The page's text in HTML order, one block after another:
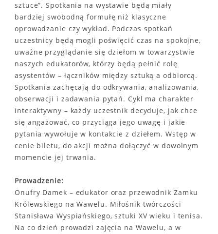
sztuce”. Spotkania na wystawie będą miały
bardziej swobodną formułę niż klasyczne
oprowadzanie czy wykład. Podczas spotkań
uczestnicy będą mogli poświęcić czas na spokojne,
uważne przyglądanie się dziełom w towarzystwie
naszych edukatorów, którzy będą pełnić rolę
asystentów – łączników między sztuką a odbiorcą.
Spotkania zachęcają do odkrywania, analizowania,
obserwacji i zadawania pytań. Cykl ma charakter
interaktywny – każdy uczestnik decyduje, jak chce
się angażować, co przyciąga jego uwagę i jakie
pytania wywołuje w kontakcie z dziełem. Wstęp w
cenie biletu, do akcji można dołączyć w dowolnym
momencie jej trwania.
Prowadzenie:
Onufry Damek – edukator oraz przewodnik Zamku
Królewskiego na Wawelu. Miłośnik twórczości
Stanisława Wyspiańskiego, sztuki XV wieku i tenisa.
Na co dzień prowadzi zajęcia na Wawelu, a w